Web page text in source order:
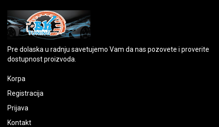
Pre dolaska u radnju savetujemo Vam da nas pozovete i proverite
dostupnost proizvoda.
Korpa
Registracija
Prijava
Kontakt